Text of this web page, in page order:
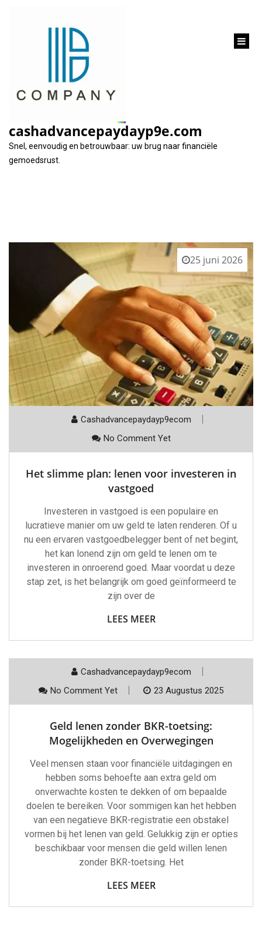
cashadvancepaydayp9e.com
Snel, eenvoudig en betrouwbaar: uw brug naar financiële
gemoedsrust.
Tag:
25 juni 2026
Cashadvancepaydayp9ecom
No Comment Yet
Het slimme plan: lenen voor investeren in
vastgoed
Investeren in vastgoed is een populaire en
lucratieve manier om uw geld te laten renderen. Of u
nu een ervaren vastgoedbelegger bent of net begint,
het kan lonend zijn om geld te lenen om te
investeren in onroerend goed. Maar voordat u deze
stap zet, is het belangrijk om goed geïnformeerd te
zijn over de
LEES MEER
Cashadvancepaydayp9ecom
No Comment Yet
23 Augustus 2025
Geld lenen zonder BKR-toetsing:
Mogelijkheden en Overwegingen
Veel mensen staan voor financiële uitdagingen en
hebben soms behoefte aan extra geld om
onverwachte kosten te dekken of om bepaalde
doelen te bereiken. Voor sommigen kan het hebben
van een negatieve BKR-registratie een obstakel
vormen bij het lenen van geld. Gelukkig zijn er opties
beschikbaar voor mensen die geld willen lenen
zonder BKR-toetsing. Het
LEES MEER